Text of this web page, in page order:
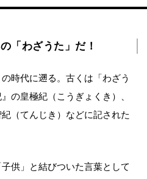
「わざうた」だ！
時代に遡る。古くは「わざう
の皇極紀（こうぎょくき）、
（てんじき）などに記された
供」と結びついた言葉として